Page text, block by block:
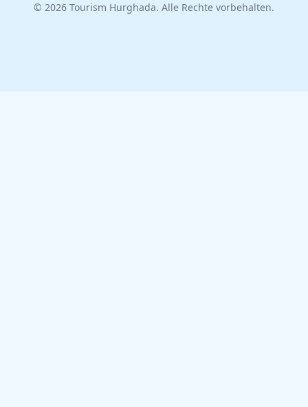
© 2026 Tourism Hurghada. Alle Rechte vorbehalten.